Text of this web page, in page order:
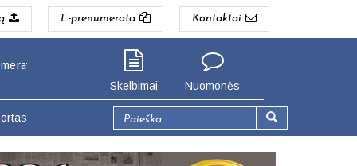
E-prenumerata Kontaktai
Seinų g. 3, Lazdijai (Lazdijų gyventojams).
Skelbimai Nuomonės
Paieškos
forma